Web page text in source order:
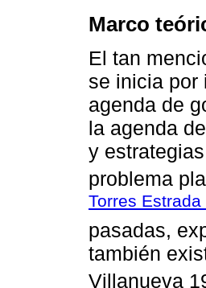
Marco
El tan
se inicia por
agenda de
la agenda
y
problema
Torres Estrada
pasadas,
también
Villanueva